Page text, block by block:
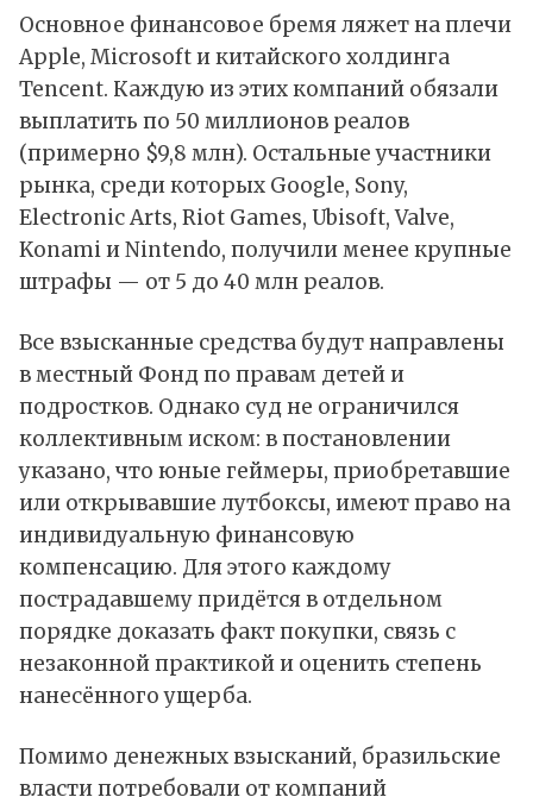
Основное финансовое бремя ляжет на плечи
Apple, Microsoft и китайского холдинга
Tencent. Каждую из этих компаний обязали
выплатить по 50 миллионов реалов
(примерно $9,8 млн). Остальные участники
рынка, среди которых Google, Sony,
Electronic Arts, Riot Games, Ubisoft, Valve,
Konami и Nintendo, получили менее крупные
штрафы — от 5 до 40 млн реалов.
Все взысканные средства будут направлены
в местный Фонд по правам детей и
подростков. Однако суд не ограничился
коллективным иском: в постановлении
указано, что юные геймеры, приобретавшие
или открывавшие лутбоксы, имеют право на
индивидуальную финансовую
компенсацию. Для этого каждому
пострадавшему придётся в отдельном
порядке доказать факт покупки, связь с
незаконной практикой и оценить степень
нанесённого ущерба.
Помимо денежных взысканий, бразильские
власти потребовали от компаний